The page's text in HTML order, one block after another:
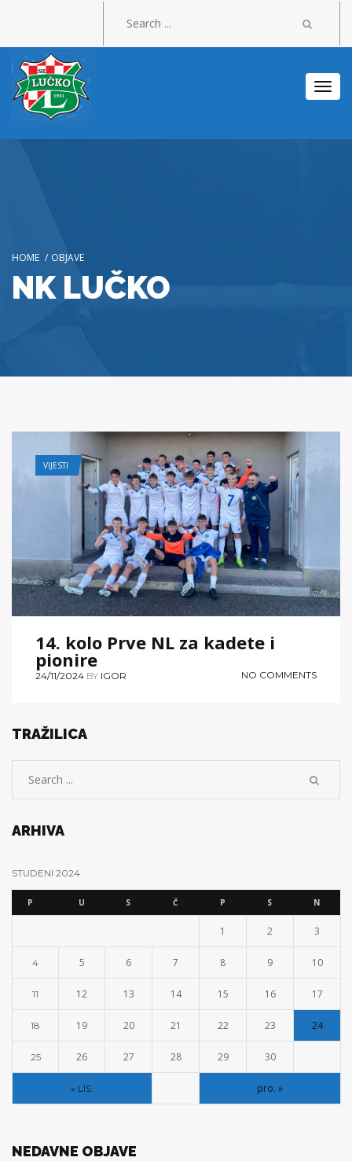
HOME / OBJAVE
NK LUČKO
VIJESTI
14. kolo Prve NL za kadete i
pionire
24/11/2024 BY IGOR NO COMMENTS
TRAŽILICA
ARHIVA
STUDENI 2024
P U S Č P S N
« LIS. pro. »
1 2 3
4 5 6 7 8 9 10
11 12 13 14 15 16 17
18 19 20 21 22 23 24
25 26 27 28 29 30
NEDAVNE OBJAVE